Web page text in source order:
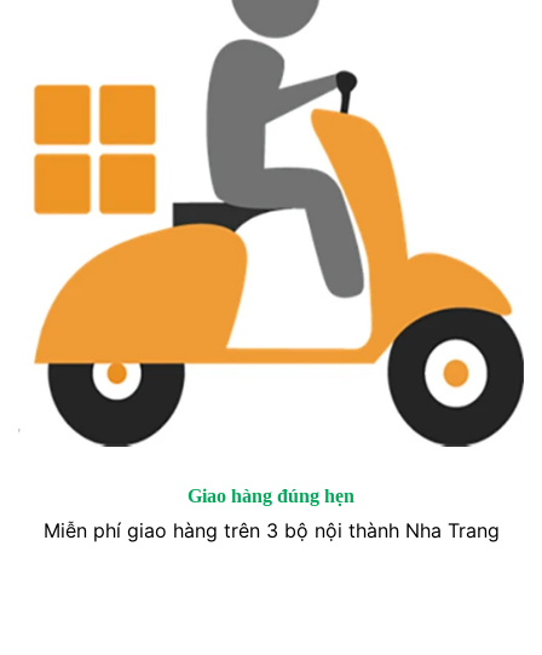
Giao hàng đúng hẹn
Miễn phí giao hàng trên 3 bộ nội thành Nha Trang